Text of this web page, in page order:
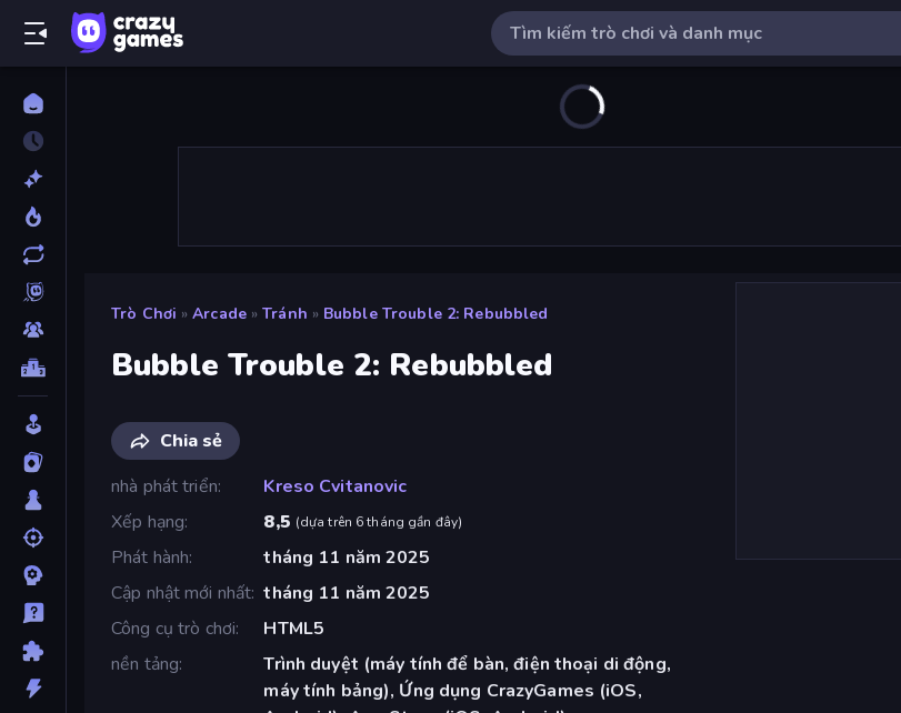
Trò Chơi » Arcade » Tránh » Bubble Trouble 2: Rebubbled
Bubble Trouble 2: Rebubbled
Chia sẻ
nhà phát triển
Kreso Cvitanovic
Xếp hạng
8,5 (dựa trên 6 tháng gần đây)
Phát hành
tháng 11 năm 2025
Cập nhật mới nhất tháng 11 năm 2025
Công cụ trò chơi
HTML5
nền tảng
Trình duyệt (máy tính để bàn, điện thoại di động,
máy tính bảng), Ứng dụng CrazyGames (iOS,